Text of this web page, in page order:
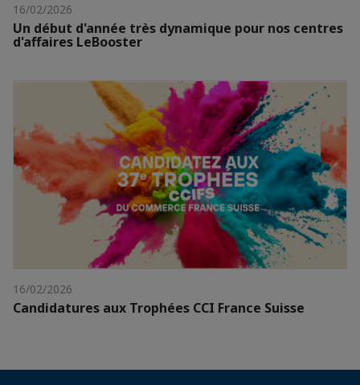
16/02/2026
Un début d'année très dynamique pour nos centres
d'affaires LeBooster
16/02/2026
Candidatures aux Trophées CCI France Suisse